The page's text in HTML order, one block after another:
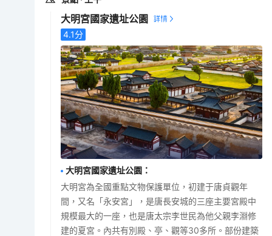
大明宮國家遺址公園
4.1分
大明宮國家遺址公園 ：
大明宮為全國重點文物保護單位，初建于唐貞觀年
間，又名「永安宮」，是唐長安城的三座主要宮殿中
規模最大的一座，也是唐太宗李世民為他父親李淵修
建的夏宮。內共有別殿、亭、觀等30多所。部份建築